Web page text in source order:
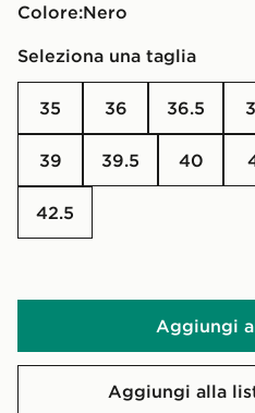
Colore:
nero
Seleziona una taglia
35 36 36.5
39 39.5 40
42.5
Aggiungi
Aggiungi alla